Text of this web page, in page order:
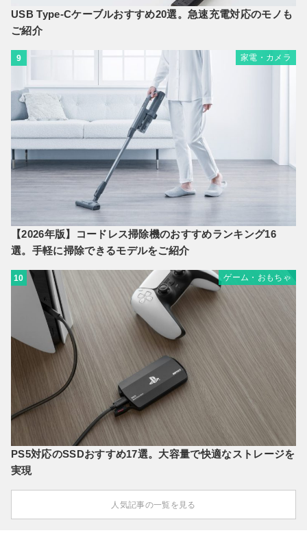
USB Type-Cケーブルおすすめ20選。急速充電対応のモノも
ご紹介
9 家電・カメラ
【2026年版】コードレス掃除機のおすすめランキング16
選。手軽に掃除できるモデルをご紹介
10 ゲーム・おもちゃ
PS5対応のSSDおすすめ17選。大容量で快適なストレージを
実現
人気記事の一覧を見る